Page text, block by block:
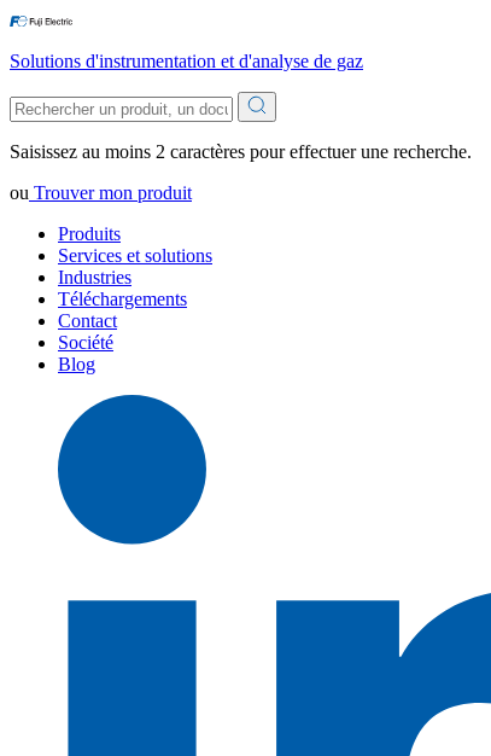
Solutions d'instrumentation et d'analyse de gaz
Saisissez au moins 2 caractères pour effectuer une recherche.
ou Trouver mon produit
Produits
Services et solutions
Industries
Téléchargements
Contact
Société
Blog